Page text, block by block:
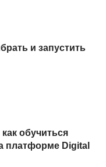
и запустить
обучиться
платформе Digital